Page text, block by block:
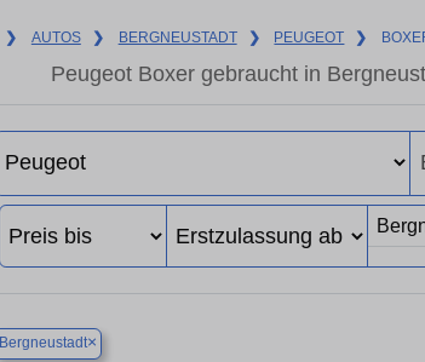
❯ AUTOS ❯ BERGNEUSTADT ❯ PEUGEOT ❯
Peugeot Boxer gebraucht in
Bergneustadt×